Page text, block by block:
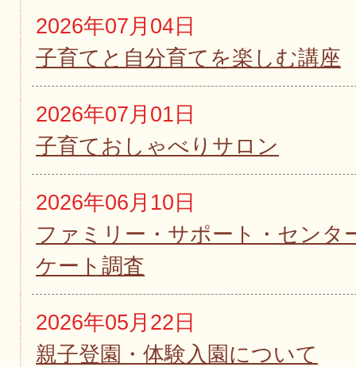
2026年07月04日
子育てと自分育てを楽しむ講座
2026年07月01日
子育ておしゃべりサロン
2026年06月10日
ファミリー・サポート・センタ
ケート調査
2026年05月22日
親子登園・体験入園について